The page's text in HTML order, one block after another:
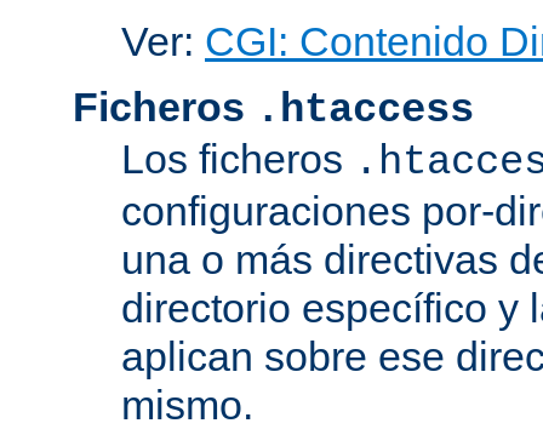
Ver: CGI: Contenido
Ficheros .htaccess
Los ficheros
configuraciones por-
una o más directivas
directorio específico y
aplican sobre ese
mismo.